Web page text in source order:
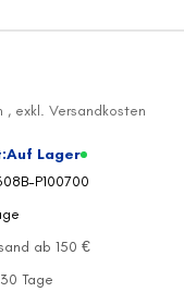
, exkl. Versandkosten
ab 150 €
Tage
Auf Lager
P100700